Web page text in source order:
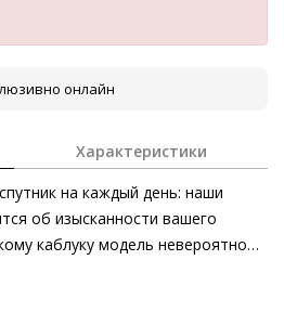
онлайн
Характеристики
на каждый день: наши
об изысканности вашего
каблуку модель невероятно
металлизированными
фиолетового оттенков, также